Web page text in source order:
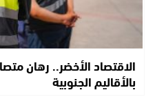
الاقتصاد الأخضر.. رهان
بالأقاليم الجنوبية